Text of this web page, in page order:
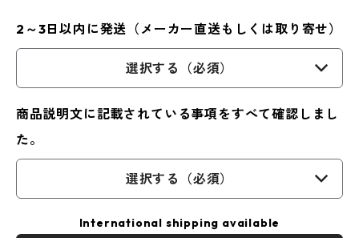
2～3日以内に発送（メーカー直送もしくは取り寄せ）
選択する（必須）
商品説明文に記載されている事項をすべて確認しまし
た。
選択する（必須）
International shipping available